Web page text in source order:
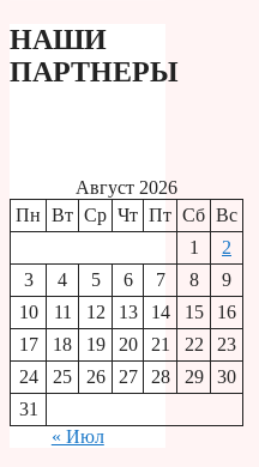
НАШИ
ПАРТНЕРЫ
Август 2026
Пн Вт Ср Чт Пт Сб Вс
1
2
3
4 5 6 7 8
9
10
11 12 13 14 15
16
17
18 19 20 21 22
23
24
25 26 27 28 29
30
31
« Июл